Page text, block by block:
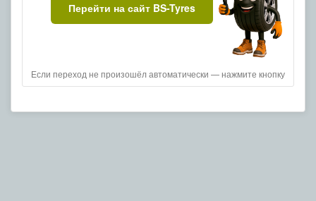
Перейти на сайт BS-Tyres
Если переход не произошёл автоматически — нажмите кнопку